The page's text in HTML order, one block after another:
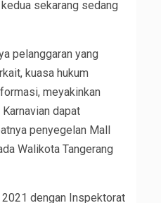
sekarang sedang
pelanggaran yang
kuasa hukum
meyakinkan
dapat
penyegelan Mall
Walikota Tangerang
dengan Inspektorat